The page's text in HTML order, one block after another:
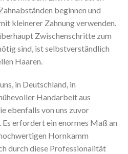
beginnen und
kleinerer Zahnung verwenden.
Zwischenschritte zum
sind, ist selbstverständlich
Haaren.
in Deutschland, in
Handarbeit aus
ebenfalls von uns zuvor
erfordert ein enormes Maß an
Hornkamm
durch diese Professionalität